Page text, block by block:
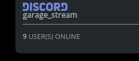
garage_stream
9USER(S) ONLINE